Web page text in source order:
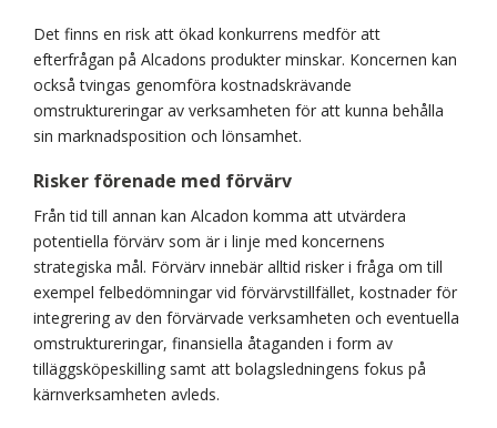
Det finns en risk att ökad konkurrens medför att
efterfrågan på Alcadons produkter minskar. Koncernen kan
också tvingas genomföra kostnadskrävande
omstruktureringar av verksamheten för att kunna behålla
sin marknadsposition och lönsamhet.
Risker förenade med förvärv
Från tid till annan kan Alcadon komma att utvärdera
potentiella förvärv som är i linje med koncernens
strategiska mål. Förvärv innebär alltid risker i fråga om till
exempel felbedömningar vid förvärvstillfället, kostnader för
integrering av den förvärvade verksamheten och eventuella
omstruktureringar, finansiella åtaganden i form av
tilläggsköpeskilling samt att bolagsledningens fokus på
kärnverksamheten avleds.